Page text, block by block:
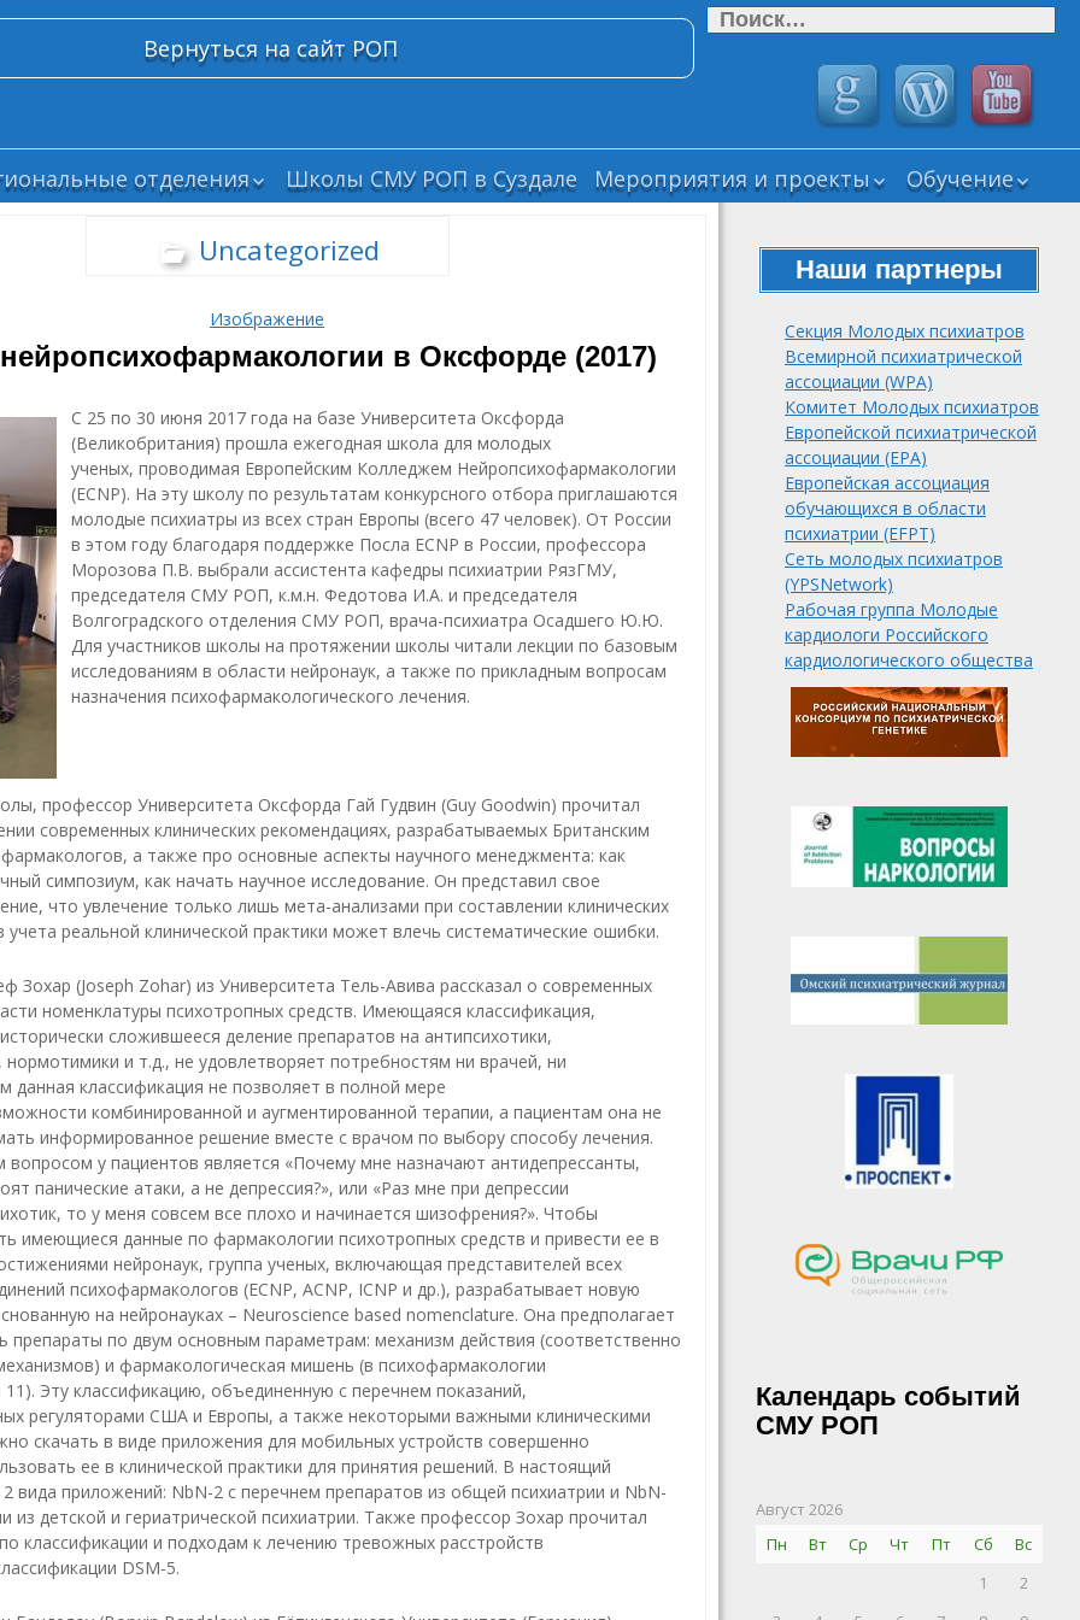
Найти:
Вернуться на сайт РОП
с
отделения
Новгород
на-Дону
Петербург
Школы СМУ РОП в Суздале
Мероприятия и проекты
мероприятия СМУ
Текущие научные
проекты СМУ РОП
Завершенные
научные проекты
клинической
психологии и
психиатрии
Обучение
РОП
Дайджесты
“Новости
психиатрии и
нейронаук”
Психика
мегаполиса
Подборка
лекций и
вебинаров
Наши партнеры
Секция Молодых психиатров
Всемирной психиатрической
ассоциации (WPA)
Комитет Молодых психиатров
Европейской психиатрической
ассоциации (EPA)
Европейская ассоциация
обучающихся в области
психиатрии (EFPT)
Сеть молодых психиатров
(YPSNetwork)
Рабочая группа Молодые
кардиологи Российского
кардиологического общества
Календарь событий
СМУ РОП
Август 2026
Пн
Вт Ср Чт Пт Сб
Вс
1
2
Uncategorized
Изображение
в Оксфорде (2017)
С 25 по 30 июня 2017 года на базе Университета Оксфорда
(Великобритания) прошла ежегодная школа для молодых
ученых, проводимая Европейским Колледжем Нейропсихофармакологии
(ECNP). На эту школу по результатам конкурсного отбора приглашаются
молодые психиатры из всех стран Европы (всего 47 человек). От России
в этом году благодаря поддержке Посла ECNP в России, профессора
Морозова П.В. выбрали ассистента кафедры психиатрии РязГМУ,
председателя СМУ РОП, к.м.н. Федотова И.А. и председателя
Волгоградского отделения СМУ РОП, врача-психиатра Осадшего Ю.Ю.
Для участников школы на протяжении школы читали лекции по базовым
исследованиям в области нейронаук, а также по прикладным вопросам
назначения психофармакологического лечения.
профессор Университета Оксфорда Гай Гудвин (Guy Goodwin) прочитал
современных клинических рекомендациях, разрабатываемых Британским
а также про основные аспекты научного менеджмента: как
симпозиум, как начать научное исследование. Он представил свое
что увлечение только лишь мета-анализами при составлении клинических
учета реальной клинической практики может влечь систематические ошибки.
Зохар (Joseph Zohar) из Университета Тель-Авива рассказал о современных
номенклатуры психотропных средств. Имеющаяся классификация,
сложившееся деление препаратов на антипсихотики,
нормотимики и т.д., не удовлетворяет потребностям ни врачей, ни
данная классификация не позволяет в полной мере
комбинированной и аугментированной терапии, а пациентам она не
информированное решение вместе с врачом по выбору способу лечения.
у пациентов является «Почему мне назначают антидепрессанты,
панические атаки, а не депрессия?», или «Раз мне при депрессии
то у меня совсем все плохо и начинается шизофрения?». Чтобы
имеющиеся данные по фармакологии психотропных средств и привести ее в
нейронаук, группа ученых, включающая представителей всех
психофармакологов (ECNP, ACNP, ICNP и др.), разрабатывает новую
на нейронауках – Neuroscience based nomenclature. Она предполагает
препараты по двум основным параметрам: механизм действия (соответственно
и фармакологическая мишень (в психофармакологии
11). Эту классификацию, объединенную с перечнем показаний,
регуляторами США и Европы, а также некоторыми важными клиническими
скачать в виде приложения для мобильных устройств совершенно
ее в клинической практики для принятия решений. В настоящий
вида приложений: NbN-2 с перечнем препаратов из общей психиатрии и NbN-
из детской и гериатрической психиатрии. Также профессор Зохар прочитал
классификации и подходам к лечению тревожных расстройств
DSM-5.